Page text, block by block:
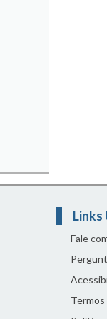
Links
Fale
Termos